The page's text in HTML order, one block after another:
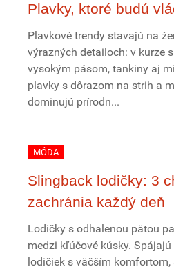
Plavky, ktoré budú
Plavkové trendy stavajú na
výrazných detailoch: v kurze
vysokým pásom, tankiny aj
plavky s dôrazom na strih a
dominujú prírodn...
MÓDA
Slingback lodičky: 3
zachránia každý deň
Lodičky s odhalenou pätou
medzi kľúčové kúsky.
lodičiek s väčším komfortom,